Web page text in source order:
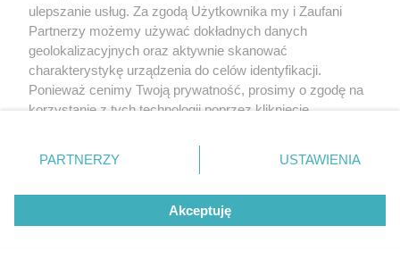
ulepszanie usług. Za zgodą Użytkownika my i Zaufani
Partnerzy możemy używać dokładnych danych
geolokalizacyjnych oraz aktywnie skanować
charakterystykę urządzenia do celów identyfikacji.
Ponieważ cenimy Twoją prywatność, prosimy o zgodę na
korzystanie z tych technologii poprzez kliknięcie
zmienić/wycofać klikając przycisk ustawień prywatności
znajdujący się w lewym dolnym rogu strony
rodzaje przetwarzania danych nie wymagają zgody
użytkownika, ale masz prawo sprzeciwić się takiemu
przetwarzaniu. Preferencje będą miały zastosowanie tylko
PARTNERZY USTAWIENIA
Akceptuję